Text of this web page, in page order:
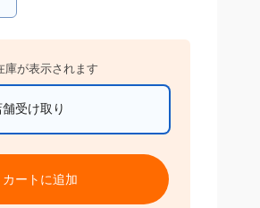
庫が表示されます
受け取り
カートに追加